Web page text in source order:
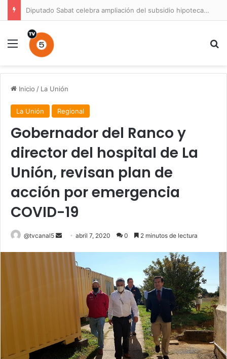
Diputado Sabat celebra ampliación del subsidio hipotecario con viviendas de hasta 6.000 UF
Menú
Inicio / La Unión
La Unión Regional
Gobernador del Ranco y
director del hospital de La
Unión, revisan plan de
acción por emergencia
COVID-19
@tvcanal5
Send
email
abril 7, 2020 0 2 minutos de lectura